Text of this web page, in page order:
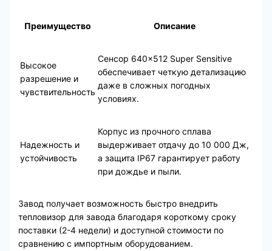
Преимущество Описание
Высокое
разрешение и
чувствительность
Сенсор 640×512 Super Sensitive
обеспечивает четкую детализацию
даже в сложных погодных
условиях.
Надежность и
устойчивость
Корпус из прочного сплава
выдерживает отдачу до 10 000 Дж,
а защита IP67 гарантирует работу
при дождье и пыли.
Завод получает возможность быстро внедрить
тепловизор для завода благодаря короткому сроку
поставки (2-4 недели) и доступной стоимости по
сравнению с импортным оборудованием.